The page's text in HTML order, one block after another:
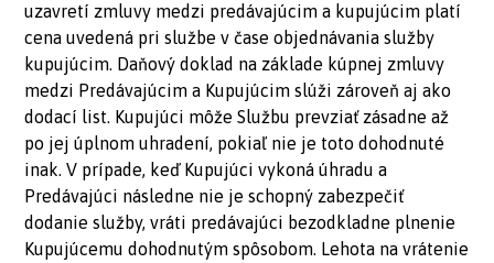
uzavretí zmluvy medzi predávajúcim a kupujúcim platí
cena uvedená pri službe v čase objednávania služby
kupujúcim. Daňový doklad na základe kúpnej zmluvy
medzi Predávajúcim a Kupujúcim slúži zároveň aj ako
dodací list. Kupujúci môže Službu prevziať zásadne až
po jej úplnom uhradení, pokiaľ nie je toto dohodnuté
inak. V prípade, keď Kupujúci vykoná úhradu a
Predávajúci následne nie je schopný zabezpečiť
dodanie služby, vráti predávajúci bezodkladne plnenie
Kupujúcemu dohodnutým spôsobom. Lehota na vrátenie